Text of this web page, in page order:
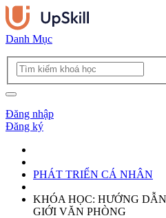
Danh Mục
Đăng nhập
Đăng ký
PHÁT TRIỂN CÁ NHÂN
KHÓA HỌC: HƯỚNG
GIỚI VĂN PHÒNG